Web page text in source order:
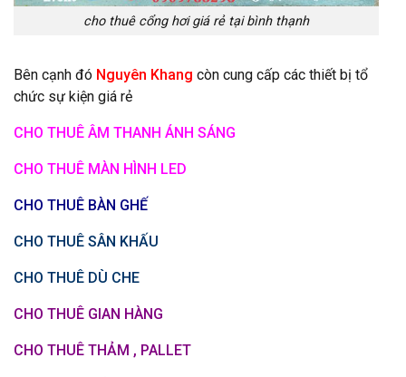
cho thuê cổng hơi giá rẻ tại bình thạnh
Bên cạnh đó Nguyên Khang còn cung cấp các thiết bị tổ
chức sự kiện giá rẻ
CHO THUÊ ÂM THANH ÁNH SÁNG
CHO THUÊ MÀN HÌNH LED
CHO THUÊ BÀN GHẾ
CHO THUÊ SÂN KHẤU
CHO THUÊ DÙ CHE
CHO THUÊ GIAN HÀNG
CHO THUÊ THẢM , PALLET